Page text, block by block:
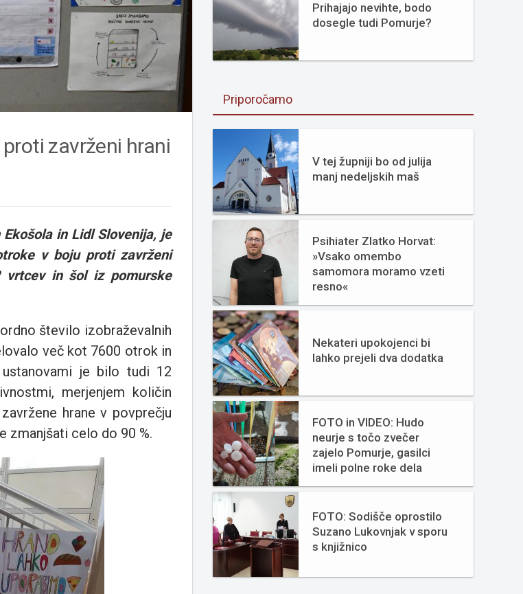
zavrženi hrani
in Lidl Slovenija, je
v boju proti zavrženi
vrtcev in šol iz pomurske
število izobraževalnih
več kot 7600 otrok in
je bilo tudi 12
merjenjem količin
hrane v povprečju
zmanjšati celo do 90 %.
Prihajajo nevihte, bodo
dosegle tudi Pomurje?
Priporočamo
V tej župniji bo od julija
manj nedeljskih maš
Psihiater Zlatko Horvat:
»Vsako omembo
samomora moramo vzeti
resno«
Nekateri upokojenci bi
lahko prejeli dva dodatka
FOTO in VIDEO: Hudo
neurje s točo zvečer
zajelo Pomurje, gasilci
imeli polne roke dela
FOTO: Sodišče oprostilo
Suzano Lukovnjak v sporu
s knjižnico